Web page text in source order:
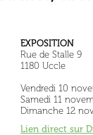
EXPOSITION
Rue de Stalle 9
1180 Uccle
Vendredi 10
Samedi 11
Dimanche 12
Lien direct sur